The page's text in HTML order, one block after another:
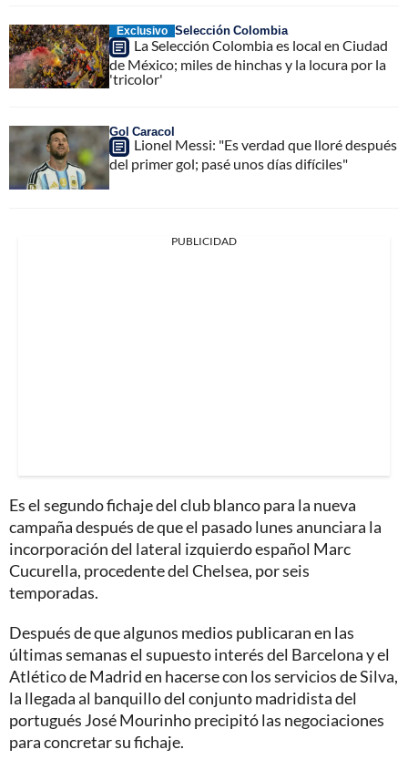
Exclusivo Selección Colombia
La Selección Colombia es local en Ciudad
de México; miles de hinchas y la locura por la
'tricolor'
Gol Caracol
Lionel Messi: "Es verdad que lloré después
del primer gol; pasé unos días difíciles"
PUBLICIDAD
Es el segundo fichaje del club blanco para la nueva
campaña después de que el pasado lunes anunciara la
incorporación del lateral izquierdo español Marc
Cucurella, procedente del Chelsea, por seis
temporadas.
Después de que algunos medios publicaran en las
últimas semanas el supuesto interés del Barcelona y el
Atlético de Madrid en hacerse con los servicios de Silva,
la llegada al banquillo del conjunto madridista del
portugués José Mourinho precipitó las negociaciones
para concretar su fichaje.